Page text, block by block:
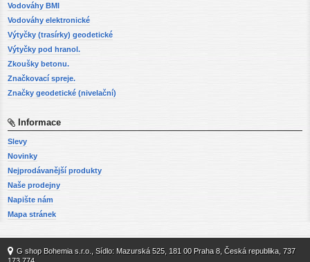
Vodováhy BMI
Vodováhy elektronické
Výtyčky (trasírky) geodetické
Výtyčky pod hranol.
Zkoušky betonu.
Značkovací spreje.
Značky geodetické (nivelační)
Informace
Slevy
Novinky
Nejprodávanější produkty
Naše prodejny
Napište nám
Mapa stránek
G shop Bohemia s.r.o., Sídlo: Mazurská 525, 181 00 Praha 8, Česká republika, 737